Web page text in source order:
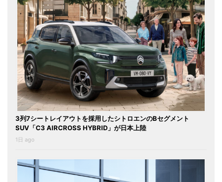
3列7シートレイアウトを採用したシトロエンのBセグメント
SUV「C3 AIRCROSS HYBRID」が日本上陸
1日 ago